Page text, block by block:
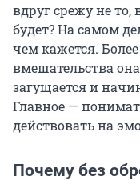
вдруг срежу не то,
будет? На самом
чем кажется. Более
вмешательства
загущается и
Главное —
действовать на
Почему без